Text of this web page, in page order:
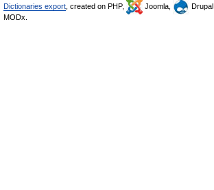
Dictionaries export , created on PHP, Joomla, Drupal,
MODx.